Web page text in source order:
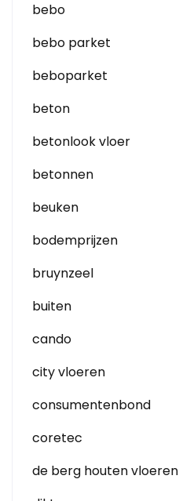
bebo
bebo parket
beboparket
beton
betonlook vloer
betonnen
beuken
bodemprijzen
bruynzeel
buiten
cando
city vloeren
consumentenbond
coretec
de berg houten vloeren